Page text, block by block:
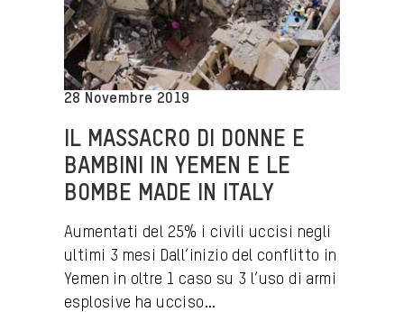
28 Novembre 2019
IL MASSACRO DI DONNE E
BAMBINI IN YEMEN E LE
BOMBE MADE IN ITALY
Aumentati del 25% i civili uccisi negli
ultimi 3 mesi Dall’inizio del conflitto in
Yemen in oltre 1 caso su 3 l’uso di armi
esplosive ha ucciso...